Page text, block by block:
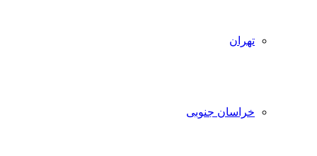
تهران
خراسان جنوبی